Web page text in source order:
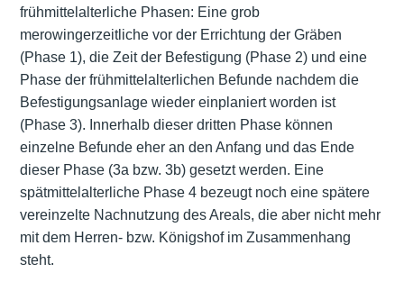
frühmittelalterliche Phasen: Eine grob
merowingerzeitliche vor der Errichtung der Gräben
(Phase 1), die Zeit der Befestigung (Phase 2) und eine
Phase der frühmittelalterlichen Befunde nachdem die
Befestigungsanlage wieder einplaniert worden ist
(Phase 3). Innerhalb dieser dritten Phase können
einzelne Befunde eher an den Anfang und das Ende
dieser Phase (3a bzw. 3b) gesetzt werden. Eine
spätmittelalterliche Phase 4 bezeugt noch eine spätere
vereinzelte Nachnutzung des Areals, die aber nicht mehr
mit dem Herren- bzw. Königshof im Zusammenhang
steht.